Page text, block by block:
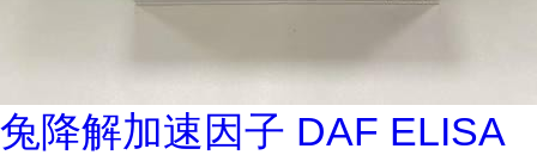
兔降解加速因子 DAF ELISA